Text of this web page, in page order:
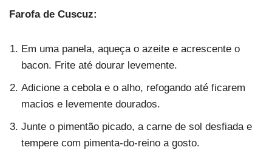
Farofa de Cuscuz:
Em uma panela, aqueça o azeite e acrescente o
bacon. Frite até dourar levemente.
Adicione a cebola e o alho, refogando até ficarem
macios e levemente dourados.
Junte o pimentão picado, a carne de sol desfiada e
tempere com pimenta-do-reino a gosto.